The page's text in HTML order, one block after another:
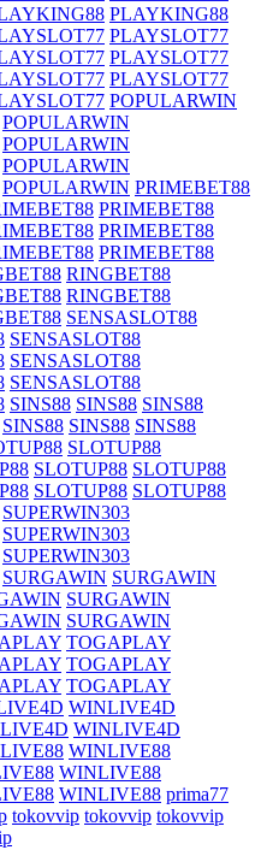
PLAYKING88
PLAYSLOT77
PLAYSLOT77
PLAYSLOT77
POPULARWIN
POPULARWIN
POPULARWIN
POPULARWIN
POPULARWIN PRIMEBET88
PRIMEBET88
PRIMEBET88
PRIMEBET88
RINGBET88
RINGBET88
SENSASLOT88
SENSASLOT88
SENSASLOT88
SENSASLOT88
SINS88 SINS88 SINS88
SINS88 SINS88 SINS88
SLOTUP88
SLOTUP88 SLOTUP88
SLOTUP88 SLOTUP88
SUPERWIN303
SUPERWIN303
SUPERWIN303
SURGAWIN SURGAWIN
SURGAWIN
SURGAWIN
TOGAPLAY
TOGAPLAY
TOGAPLAY
WINLIVE4D
WINLIVE4D
WINLIVE88
WINLIVE88
WINLIVE88 prima77
tokovvip tokovvip tokovvip